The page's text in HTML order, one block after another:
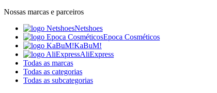
Nossas marcas e parceiros
Netshoes
Epoca Cosméticos
KaBuM!
AliExpress
Todas as marcas
Todas as categorias
Todas as subcategorias